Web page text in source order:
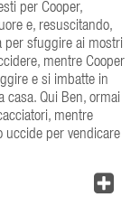
per Cooper,
e, resuscitando,
per sfuggire ai mostri
mentre Cooper
e si imbatte in
casa. Qui Ben, ormai
mentre
uccide per vendicare